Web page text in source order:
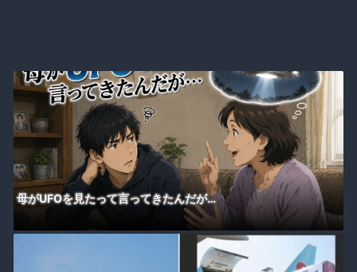
母がUFOを見たって言ってきたんだが…